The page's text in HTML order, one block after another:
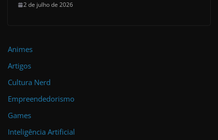
2 de julho de 2026
Animes
Artigos
Cultura Nerd
Empreendedorismo
Games
Inteligência Artificial